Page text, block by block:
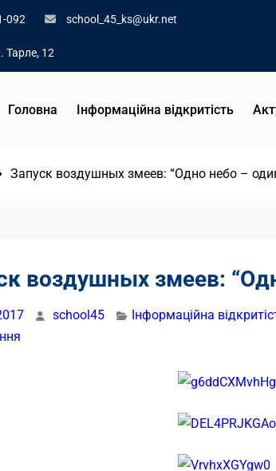
092 school_45_ks@ukr.net
Тарле, 12
Головна Інформаційна відкритість
Запуск воздушных змеев: “Одно небо –
воздушных змеев:
school45 Інформаційна